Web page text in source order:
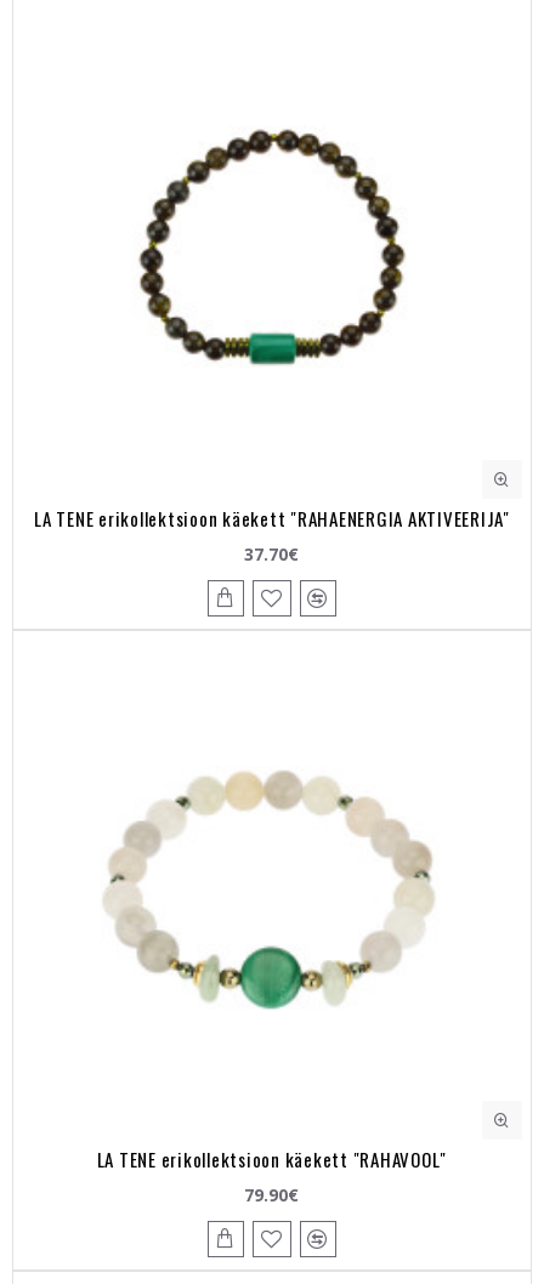
LA TENE erikollektsioon käekett "RAHAENERGIA AKTIVEERIJA"
37.70€
LA TENE erikollektsioon käekett "RAHAVOOL"
79.90€